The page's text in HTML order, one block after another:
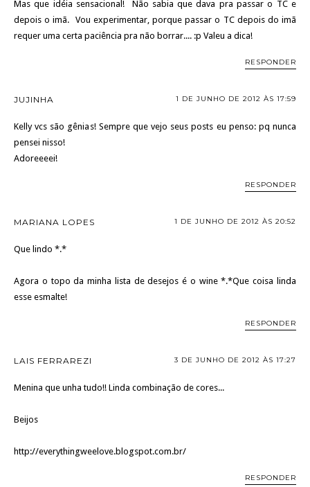
Mas que idéia sensacional! Não sabia que dava pra passar o TC e
depois o imã. Vou experimentar, porque passar o TC depois do imã
requer uma certa paciência pra não borrar.... :p Valeu a dica!
RESPONDER
JUJINHA 1 DE JUNHO DE 2012 ÀS 17:59
Kelly vcs são gênias! Sempre que vejo seus posts eu penso: pq nunca
pensei nisso!
Adoreeeei!
RESPONDER
MARIANA LOPES 1 DE JUNHO DE 2012 ÀS 20:52
Que lindo *.*
Agora o topo da minha lista de desejos é o wine *.*Que coisa linda
esse esmalte!
RESPONDER
LAIS FERRAREZI 3 DE JUNHO DE 2012 ÀS 17:27
Menina que unha tudo!! Linda combinação de cores...
Beijos
http://everythingweelove.blogspot.com.br/
RESPONDER